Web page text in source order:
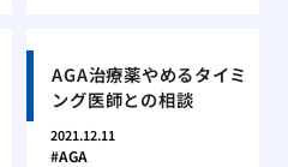
AGA治療薬やめるタイミ
ング医師との相談
2021.12.11
AGA